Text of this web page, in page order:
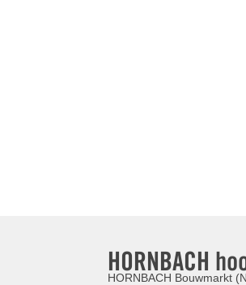
HORNBACH
HORNBACH Bouwmarkt